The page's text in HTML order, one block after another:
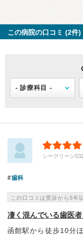
この病院の口コミ (2件)
シーグリーン
歯科
この口コミは受診から5年
凄く混んでいる歯医
函館駅から徒歩10分